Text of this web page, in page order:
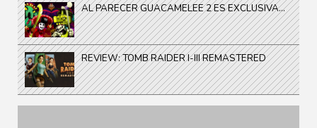
AL PARECER GUACAMELEE 2 ES EXCLUSIVA...
REVIEW: TOMB RAIDER I-III REMASTERED